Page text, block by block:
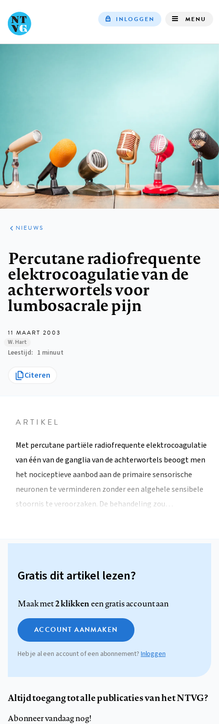
INLOGGEN MENU
ARTIKELEN
HET
KORT
NIEUWS
Percutane radiofrequente
elektrocoagulatie van de
achterwortels voor
lumbosacrale pijn
11 MAART 2003
W. Hart
Leestijd 1 minuut
Citeren
ARTIKEL
Met percutane partiële radiofrequente elektrocoagulatie
van één van de ganglia van de achterwortels beoogt men
het nociceptieve aanbod aan de primaire sensorische
neuronen te verminderen zonder een algehele sensibele
stoornis te veroorzaken. De behandeling zou…
Gratis dit artikel lezen?
Maak met2 klikkeneen gratis account aan
ACCOUNT AANMAKEN
Heb je al een account of een abonnement? Inloggen
Altijd toegang tot alle publicaties van het NTVG?
Abonneer vandaag nog!